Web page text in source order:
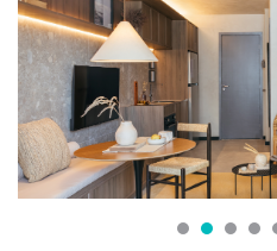
1 2 3 4